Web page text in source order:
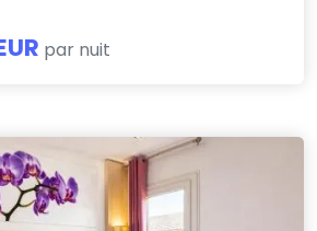
par nuit